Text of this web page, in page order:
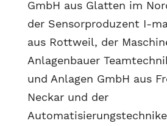
GmbH aus Glatten im
der Sensorproduzent I-
aus Rottweil, der
Anlagenbauer
und Anlagen GmbH aus
Neckar und der